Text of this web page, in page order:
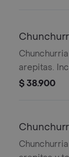
arepitas.
$ 38.900